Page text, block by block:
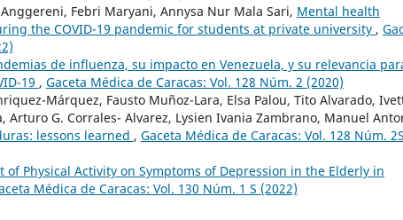
Febri Maryani, Annysa Nur Mala Sari, Mental health
the COVID-19 pandemic for students at private university ,
de influenza, su impacto en Venezuela, y su relevancia
19 , Gaceta Médica de Caracas: Vol. 128 Núm. 2 (2020)
Márquez, Fausto Muñoz-Lara, Elsa Palou, Tito Alvarado,
Arturo G. Corrales- Alvarez, Lysien Ivania Zambrano, Manuel
lessons learned , Gaceta Médica de Caracas: Vol. 128 Núm. 2S
of Physical Activity on Symptoms of Depression in the Elderly in
Médica de Caracas: Vol. 130 Núm. 1 S (2022)